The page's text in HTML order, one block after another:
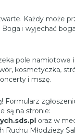
Każdy może
i wyjechać
pole namiotowe
kosmetyczka,
i mszę.
Formularz
są na stronie:
oraz w
Ruchu Młodzieży